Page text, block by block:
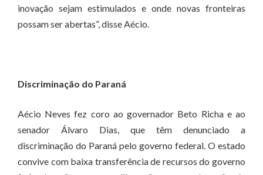
inovação sejam estimulados e onde novas fronteiras
possam ser abertas”, disse Aécio.
Discriminação do Paraná
Aécio Neves fez coro ao governador Beto Richa e ao
senador Álvaro Dias, que têm denunciado a
discriminação do Paraná pelo governo federal. O estado
convive com baixa transferência de recursos do governo